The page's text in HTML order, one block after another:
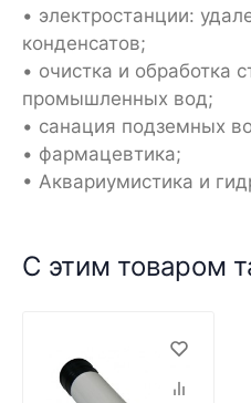
• электростанции:
конденсатов;
• очистка и обработка
промышленных вод;
• санация подземных
• фармацевтика;
• Аквариумистика и
С этим товаром